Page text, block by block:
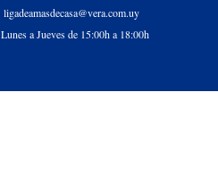
ligadeamasdecasa@vera.com.uy
Lunes a Jueves de 15:00h a 18:00h